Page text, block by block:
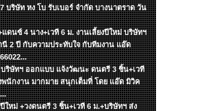
บริษัท หง โบ รับเบอร์ จำกัด บางนาตราด วัน
ดนซ์ 4 นาง+เวที 6 ม. งานเลี้ยงปีใหม่ บริษัทฯ
นี 2 ปี กับความประทับใจ กับทีมงาน แอ๊ด
บริษัทฯ ออกแบบ แจ้งวัฒนะ ดนตรี 3 ชิ้น+เวที
พนักงาน มากมาย สนุกเต็มที่ โดย แอ๊ด มิวิค
ใหม่ +วงดนตรี 3 ชิ้น+เวที 6 ม.+บริษัทฯ ส่ง